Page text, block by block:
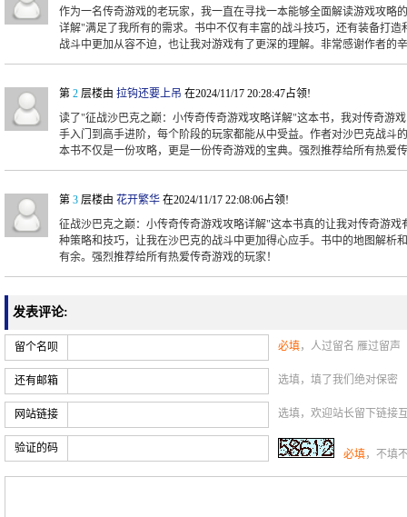
作为一名传奇游戏的老玩家，我一直在寻找一本能够全面解读游戏攻略
详解"满足了我所有的需求。书中不仅有丰富的战斗技巧，还有装备打
战斗中更加从容不迫，也让我对游戏有了更深的理解。非常感谢作者的
第 2 层楼由 拉钩还要上吊 在2024/11/17 20:28:47占领!
读了"征战沙巴克之巅：小传奇传奇游戏攻略详解"这本书，我对传奇游
手入门到高手进阶，每个阶段的玩家都能从中受益。作者对沙巴克战斗
本书不仅是一份攻略，更是一份传奇游戏的宝典。强烈推荐给所有热爱
第 3 层楼由 花开繁华 在2024/11/17 22:08:06占领!
征战沙巴克之巅：小传奇传奇游戏攻略详解"这本书真的让我对传奇游
种策略和技巧，让我在沙巴克的战斗中更加得心应手。书中的地图解析
有余。强烈推荐给所有热爱传奇游戏的玩家！
发表评论:
留个名呗 必填，人过留名 雁过留声
还有邮箱 选填，填了我们绝对保密
网站链接 选填，欢迎站长留下链接
验证的码 必填，不填